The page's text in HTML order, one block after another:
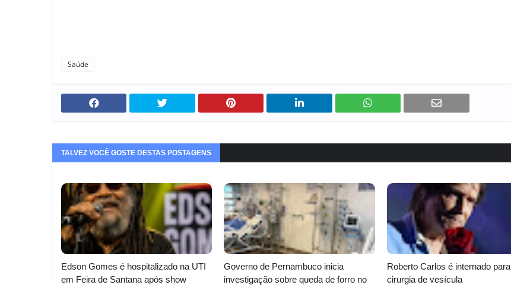
Saúde
TALVEZ VOCÊ GOSTE DESTAS POSTAGENS
Edson Gomes é hospitalizado na UTI
em Feira de Santana após show
Governo de Pernambuco inicia
investigação sobre queda de forro no
Roberto Carlos é internado para
cirurgia de vesícula